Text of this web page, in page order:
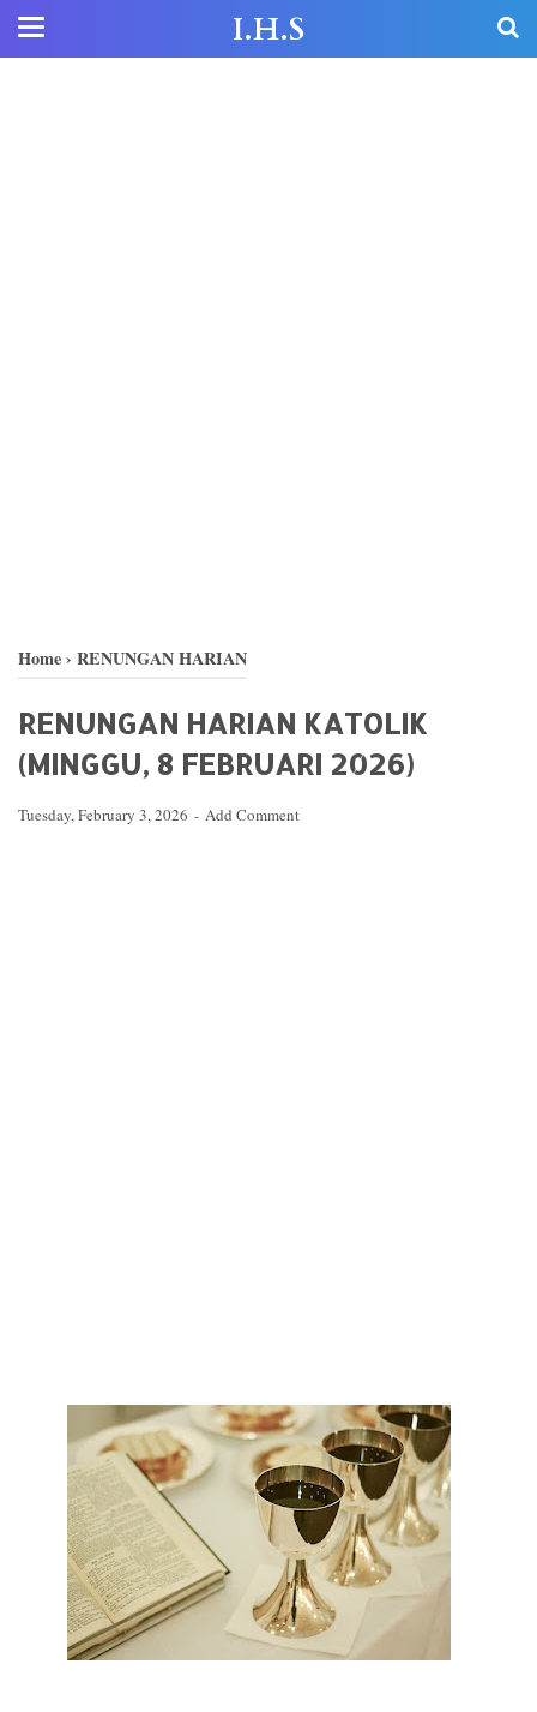
I.H.S
Home› RENUNGAN HARIAN
RENUNGAN HARIAN KATOLIK
(MINGGU, 8 FEBRUARI 2026)
Tuesday, February 3, 2026 Add Comment